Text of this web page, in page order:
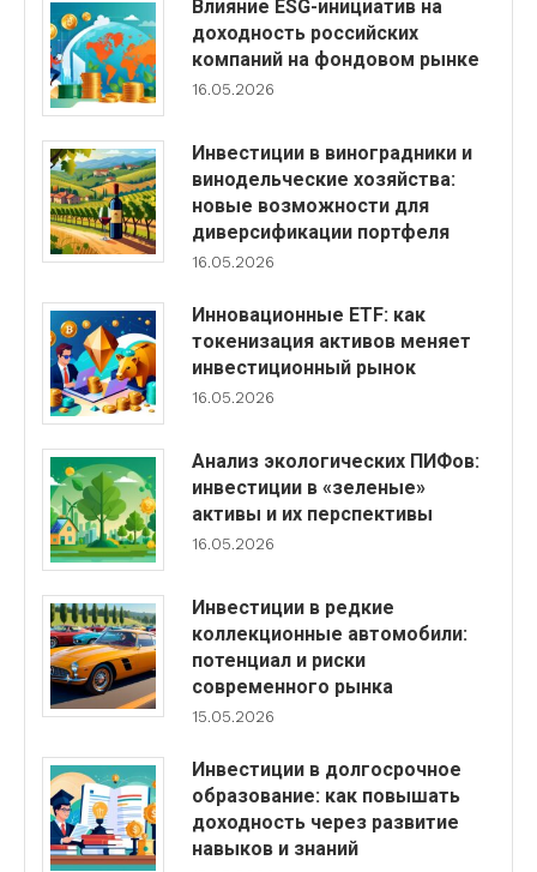
Влияние ESG-инициатив на
доходность российских
компаний на фондовом рынке
16.05.2026
Инвестиции в виноградники и
винодельческие хозяйства:
новые возможности для
диверсификации портфеля
16.05.2026
Инновационные ETF: как
токенизация активов меняет
инвестиционный рынок
16.05.2026
Анализ экологических ПИФов:
инвестиции в «зеленые»
активы и их перспективы
16.05.2026
Инвестиции в редкие
коллекционные автомобили:
потенциал и риски
современного рынка
15.05.2026
Инвестиции в долгосрочное
образование: как повышать
доходность через развитие
навыков и знаний